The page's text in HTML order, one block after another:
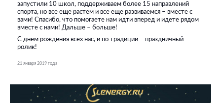
запустили 10 школ, поддерживаем более 15 направлений
спорта, но все еще растем и все еще развиваемся – вместе с
вами! Спасибо, что помогаете нам идти вперед и идете рядом
вместе с нами! Дальше – больше!
С днем рождения всех нас, и по традиции – праздничный
ролик!
21 января 2019 года